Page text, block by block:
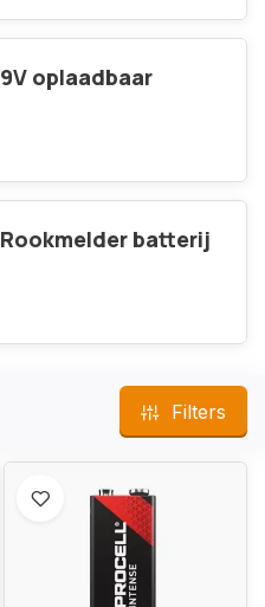
9V oplaadbaar
Rookmelder batterij
Filters